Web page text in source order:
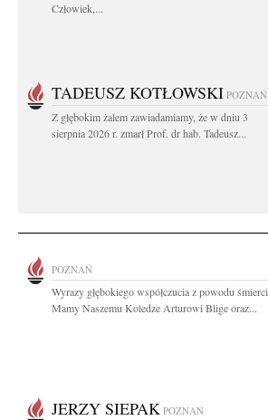
Człowiek,...
TADEUSZ KOTŁOWSKI POZNAŃ
Z głębokim żalem zawiadamiamy, że w dniu 3
sierpnia 2026 r. zmarł Prof. dr hab. Tadeusz...
POZNAŃ
Wyrazy głębokiego współczucia z powodu śmierci
Mamy Naszemu Koledze Arturowi Blige oraz...
JERZY SIEPAK POZNAŃ